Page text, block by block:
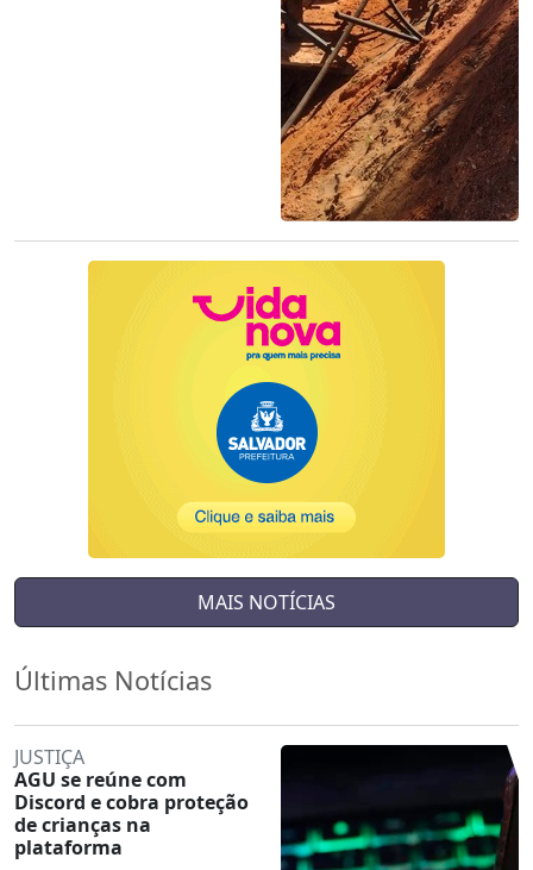
MAIS NOTÍCIAS
Últimas Notícias
JUSTIÇA
AGU se reúne com
Discord e cobra proteção
de crianças na
plataforma